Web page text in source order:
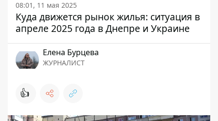
08:01, 11 мая 2025
Куда движется рынок жилья: ситуация в
апреле 2025 года в Днепре и Украине
Елена Бурцева
ЖУРНАЛИСТ
👍